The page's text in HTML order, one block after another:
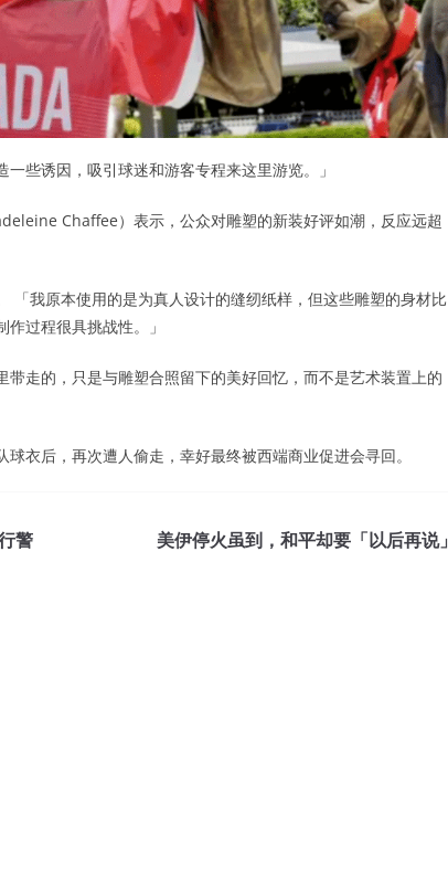
些诱因，吸引球迷和游客专程来这里游览。」
Chaffee）表示，公众对雕塑的新装好评如潮，反应远超
「我原本使用的是为真人设计的缝纫纸样，但这些雕塑的身材比
过程很具挑战性。」
走的，只是与雕塑合照留下的美好回忆，而不是艺术装置上的
衣后，再次遭人偷走，幸好最终被西端商业促进会寻回。
警
美伊停火虽到，和平却要「以后再说」